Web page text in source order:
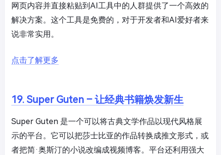
网页内容并直接粘贴到AI工具中的人群提供了一个高效的
解决方案。这个工具是免费的，对于开发者和AI爱好者来
说非常实用。
点击了解更多
19. Super Guten – 让经典书籍焕发新生
Super Guten 是一个可以将古典文学作品以现代风格展
示的平台。它可以把莎士比亚的作品转换成推文形式，或
者把简·奥斯汀的小说改编成视频博客。平台还利用强大